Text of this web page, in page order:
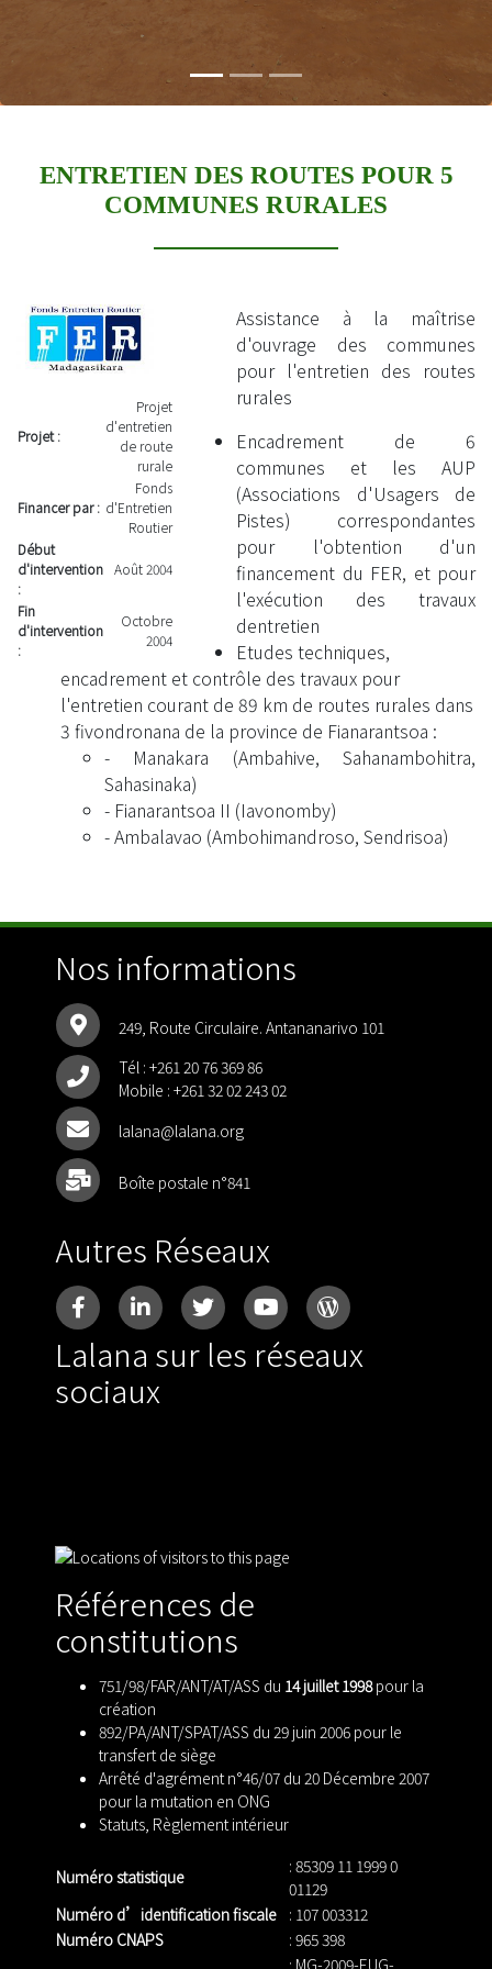
ENTRETIEN DES ROUTES POUR 5
COMMUNES RURALES
Projet :
Projet
d'entretien
de route
rurale
Financer par :
Fonds
d'Entretien
Routier
Début
d'intervention
:
Août 2004
Fin
d'intervention
:
Octobre
2004
Assistance à la maîtrise
d'ouvrage des communes
pour l'entretien des routes
rurales
Encadrement de 6
communes et les AUP
(Associations d'Usagers de
Pistes) correspondantes
pour l'obtention d'un
financement du FER, et pour
l'exécution des travaux
dentretien
Etudes techniques,
encadrement et contrôle des travaux pour
l'entretien courant de 89 km de routes rurales dans
3 fivondronana de la province de Fianarantsoa :
- Manakara (Ambahive, Sahanambohitra,
Sahasinaka)
- Fianarantsoa II (Iavonomby)
- Ambalavao (Ambohimandroso, Sendrisoa)
Nos informations
249, Route Circulaire. Antananarivo 101
Tél : +261 20 76 369 86
Mobile : +261 32 02 243 02
lalana@lalana.org
Boîte postale n°841
Autres Réseaux
Lalana sur les réseaux
sociaux
Références de
constitutions
751/98/FAR/ANT/AT/ASS du 14 juillet 1998pour la
création
892/PA/ANT/SPAT/ASS du 29 juin 2006 pour le
transfert de siège
Arrêté d'agrément n°46/07 du 20 Décembre 2007
pour la mutation en ONG
Statuts Règlement intérieur
Numéro statistique
: 85309 11 1999 0
01129
Numéro d’identification fiscale : 107 003312
Numéro CNAPS
: 965 398
: MG-2009-EUG-